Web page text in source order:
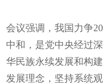
会议强调，我国力争
中和，是党中央经过
华民族永续发展和构
发展理念，坚持系统